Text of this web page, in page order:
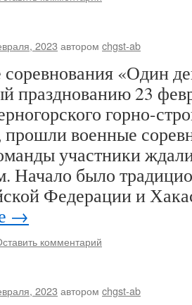
2023 автором chgst-ab
«Один
празднованию 23
горно-
прошли военные
участники
Начало было
Федерации и
→
комментарий
2023 автором chgst-ab